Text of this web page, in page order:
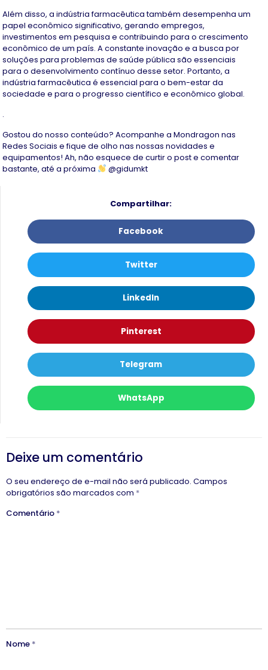
Além disso, a indústria farmacêutica também desempenha um
papel econômico significativo, gerando empregos,
investimentos em pesquisa e contribuindo para o crescimento
econômico de um país. A constante inovação e a busca por
soluções para problemas de saúde pública são essenciais
para o desenvolvimento contínuo desse setor. Portanto, a
indústria farmacêutica é essencial para o bem-estar da
sociedade e para o progresso científico e econômico global.
.
Gostou do nosso conteúdo? Acompanhe a Mondragon nas
Redes Sociais e fique de olho nas nossas novidades e
equipamentos! Ah, não esquece de curtir o post e comentar
bastante, até a próxima
@gidumkt
Compartilhar:
Facebook
Twitter
LinkedIn
Pinterest
Telegram
WhatsApp
Deixe um comentário
O seu endereço de e-mail não será publicado. Campos
obrigatórios são marcados com *
Comentário *
Nome *